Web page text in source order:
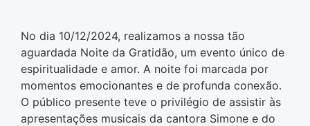
No dia 10/12/2024, realizamos a nossa tão
aguardada Noite da Gratidão, um evento único de
espiritualidade e amor. A noite foi marcada por
momentos emocionantes e de profunda conexão.
O público presente teve o privilégio de assistir às
apresentações musicais da cantora Simone e do